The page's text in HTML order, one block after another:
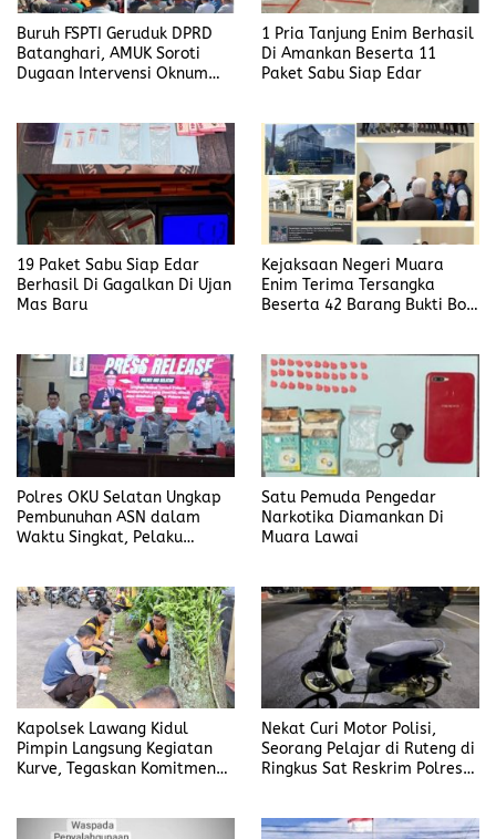
Buruh FSPTI Geruduk DPRD
Batanghari, AMUK Soroti
Dugaan Intervensi Oknum
1 Pria Tanjung Enim Berhasil
Di Amankan Beserta 11
Paket Sabu Siap Edar
19 Paket Sabu Siap Edar
Berhasil Di Gagalkan Di Ujan
Mas Baru
Kejaksaan Negeri Muara
Enim Terima Tersangka
Beserta 42 Barang Bukti Bobi
Polres OKU Selatan Ungkap
Pembunuhan ASN dalam
Waktu Singkat, Pelaku
Satu Pemuda Pengedar
Narkotika Diamankan Di
Muara Lawai
Kapolsek Lawang Kidul
Pimpin Langsung Kegiatan
Kurve, Tegaskan Komitmen
Nekat Curi Motor Polisi,
Seorang Pelajar di Ruteng di
Ringkus Sat Reskrim Polres